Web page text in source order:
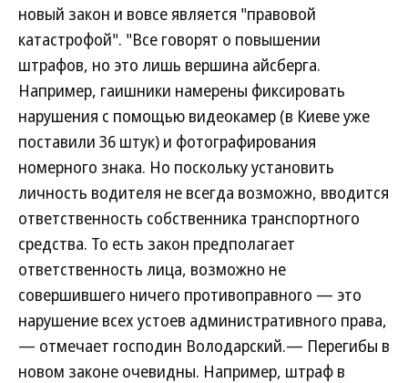
новый закон и вовсе является "правовой
катастрофой". "Все говорят о повышении
штрафов, но это лишь вершина айсберга.
Например, гаишники намерены фиксировать
нарушения с помощью видеокамер (в Киеве уже
поставили 36 штук) и фотографирования
номерного знака. Но поскольку установить
личность водителя не всегда возможно, вводится
ответственность собственника транспортного
средства. То есть закон предполагает
ответственность лица, возможно не
совершившего ничего противоправного — это
нарушение всех устоев административного права,
— отмечает господин Володарский.— Перегибы в
новом законе очевидны. Например, штраф в